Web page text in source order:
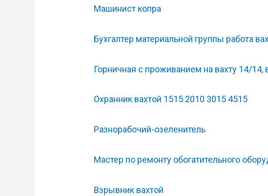
Машинист копра
Бухгалтер материальной группы работа
Горничная с проживанием на вахту 14/14,
Охранник вахтой 1515 2010 3015 4515
Разнорабочий-озеленитель
Мастер по ремонту обогатительного
Взрывник вахтой